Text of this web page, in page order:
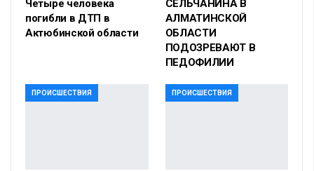
Четыре человека
погибли в ДТП в
Актюбинской области
СЕЛЬЧАНИНА В
АЛМАТИНСКОЙ
ОБЛАСТИ
ПОДОЗРЕВАЮТ В
ПЕДОФИЛИИ
ПРОИСШЕСТВИЯ ПРОИСШЕСТВИЯ